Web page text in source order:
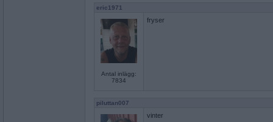
eric1971
Antal inlägg:
7834
fryser
piluttan007
vinter